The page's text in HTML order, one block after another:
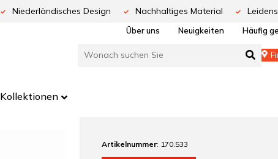
Niederländisches Design Nachhaltiges Material
Über uns Neuigkeiten Häufig
Kollektionen
Artikelnummer: 170.533